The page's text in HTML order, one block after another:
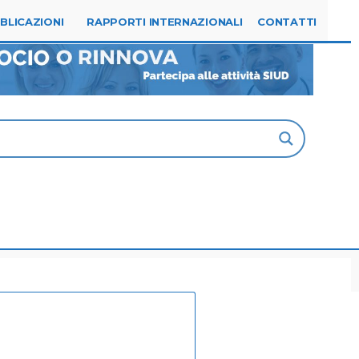
Tel. 0523.315144 segreteria@siud.it
RAPPORTI INTERNAZIONALI CONTATTI